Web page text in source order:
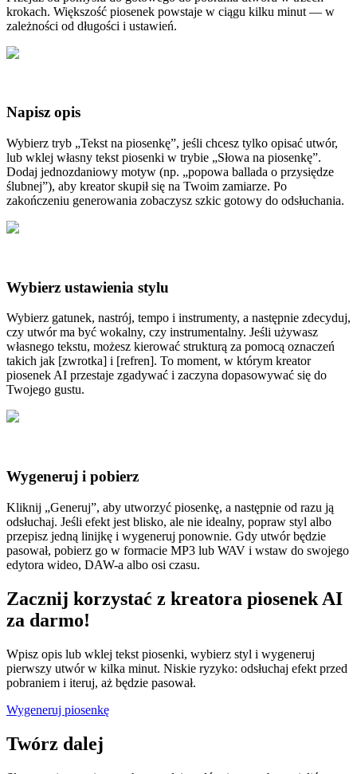
krokach. Większość piosenek powstaje w ciągu kilku minut — w
zależności od długości i ustawień.
Napisz opis
Wybierz tryb „Tekst na piosenkę”, jeśli chcesz tylko opisać utwór,
lub wklej własny tekst piosenki w trybie „Słowa na piosenkę”.
Dodaj jednozdaniowy motyw (np. „popowa ballada o przysiędze
ślubnej”), aby kreator skupił się na Twoim zamiarze. Po
zakończeniu generowania zobaczysz szkic gotowy do odsłuchania.
Wybierz ustawienia stylu
Wybierz gatunek, nastrój, tempo i instrumenty, a następnie zdecyduj,
czy utwór ma być wokalny, czy instrumentalny. Jeśli używasz
własnego tekstu, możesz kierować strukturą za pomocą oznaczeń
takich jak [zwrotka] i [refren]. To moment, w którym kreator
piosenek AI przestaje zgadywać i zaczyna dopasowywać się do
Twojego gustu.
Wygeneruj i pobierz
Kliknij „Generuj”, aby utworzyć piosenkę, a następnie od razu ją
odsłuchaj. Jeśli efekt jest blisko, ale nie idealny, popraw styl albo
przepisz jedną linijkę i wygeneruj ponownie. Gdy utwór będzie
pasował, pobierz go w formacie MP3 lub WAV i wstaw do swojego
edytora wideo, DAW-a albo osi czasu.
Zacznij korzystać z kreatora piosenek AI
za darmo!
Wpisz opis lub wklej tekst piosenki, wybierz styl i wygeneruj
pierwszy utwór w kilka minut. Niskie ryzyko: odsłuchaj efekt przed
pobraniem i iteruj, aż będzie pasował.
Wygeneruj piosenkę
Twórz dalej